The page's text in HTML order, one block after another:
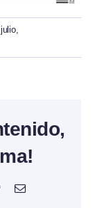
PinterestCorreo